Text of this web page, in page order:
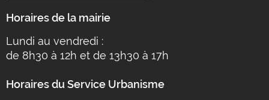
Horaires de la mairie
Lundi au vendredi :
de 8h30 à 12h et de 13h30 à 17h
Horaires du Service Urbanisme